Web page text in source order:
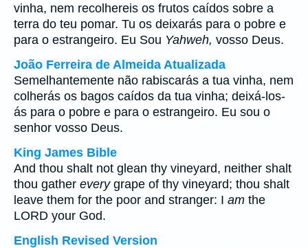
vinha, nem recolhereis os frutos caídos sobre a
terra do teu pomar. Tu os deixarás para o pobre e
para o estrangeiro. Eu Sou Yahweh, vosso Deus.
João Ferreira de Almeida Atualizada
Semelhantemente não rabiscarás a tua vinha, nem
colherás os bagos caídos da tua vinha; deixá-los-
ás para o pobre e para o estrangeiro. Eu sou o
senhor vosso Deus.
King James Bible
And thou shalt not glean thy vineyard, neither shalt
thou gather everygrape of thy vineyard; thou shalt
leave them for the poor and stranger: I am the
LORD your God.
English Revised Version